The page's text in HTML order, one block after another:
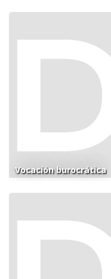
Vocación burocrática